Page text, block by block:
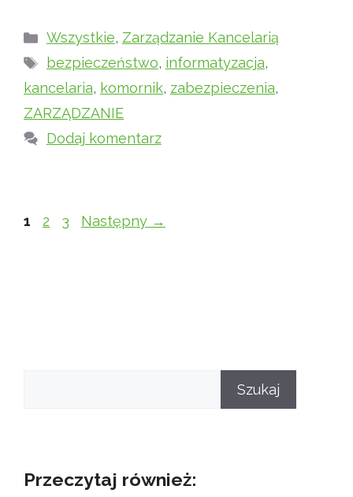
Kategorie
Wszystkie, Zarządzanie Kancelarią
Tagi
bezpieczeństwo, informatyzacja,
kancelaria, komornik, zabezpieczenia,
ZARZĄDZANIE
Dodaj komentarz
Strona
1 Strona
2 Strona
3 Następny →
Szukaj
Przeczytaj również: